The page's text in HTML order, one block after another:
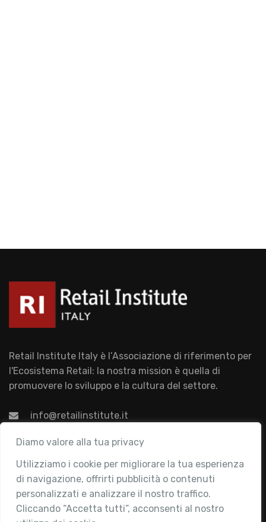
Diamo valore alla tua privacy
Utilizziamo i cookie per migliorare la tua esperienza
di navigazione, offrirti pubblicità o contenuti
personalizzati e analizzare il nostro traffico.
Cliccando “Accetta tutti”, acconsenti al nostro
Retail Institute Italy è l’Associazione di riferimento per
l'Ecosistema Retail: la nostra mission è quella di
promuovere lo sviluppo e la cultura del settore.
info@retailinstitute.it
Associazione
Chi siamo
Attività
Contatti